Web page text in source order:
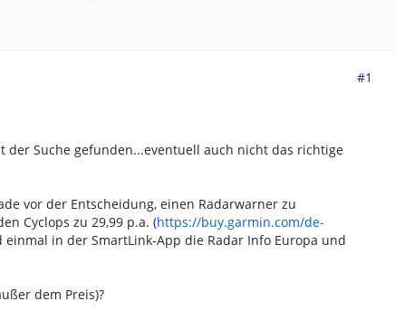
#1
der Suche gefunden...eventuell auch nicht das richtige
vor der Entscheidung, einen Radarwarner zu
Cyclops zu 29,99 p.a. (https://buy.garmin.com/de-
einmal in der SmartLink-App die Radar Info Europa und
dem Preis)?